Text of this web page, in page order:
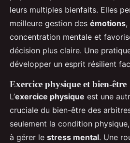
leurs multiples bienfaits. Elles
meilleure gestion des émotions,
concentration mentale et
décision plus claire. Une
développer un esprit résilient
Exercice physique et bien-être
L’exercice physique est une
cruciale du bien-être des
seulement la condition
à gérer le stress mental. Une